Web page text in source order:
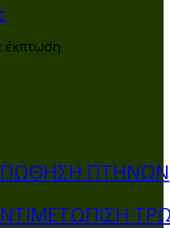
ΑΠΩΘΗΣΗ ΠΤΗΝΩΝ